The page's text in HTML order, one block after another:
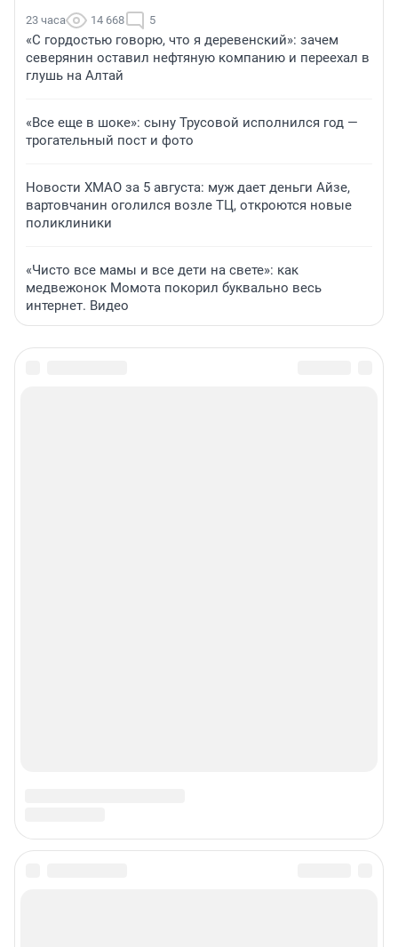
23 часа 14 668 5
«С гордостью говорю, что я деревенский»: зачем
северянин оставил нефтяную компанию и переехал в
глушь на Алтай
«Все еще в шоке»: сыну Трусовой исполнился год —
трогательный пост и фото
Новости ХМАО за 5 августа: муж дает деньги Айзе,
вартовчанин оголился возле ТЦ, откроются новые
поликлиники
«Чисто все мамы и все дети на свете»: как
медвежонок Момота покорил буквально весь
интернет. Видео